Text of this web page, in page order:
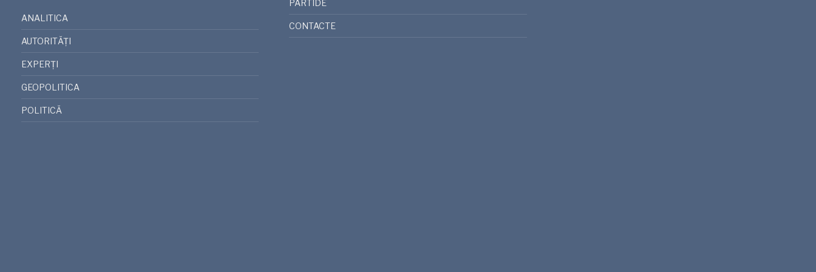
ANALITICA
AUTORITĂȚI
EXPERȚI
GEOPOLITICA
POLITICĂ
PARTIDE
CONTACTE